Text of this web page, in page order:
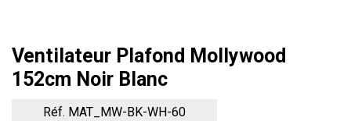
Ventilateur Plafond Mollywood
152cm Noir Blanc
Réf. MAT_MW-BK-WH-60